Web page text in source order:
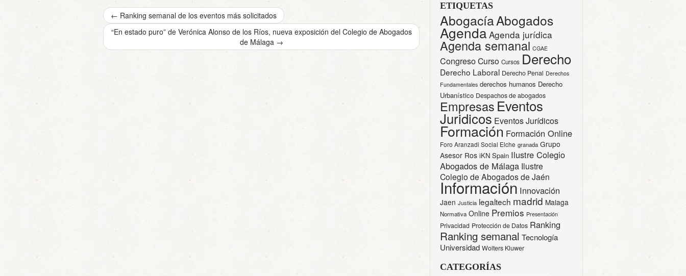
← Ranking semanal de los eventos más solicitados
“En estado puro” de Verónica Alonso de los Ríos, nueva exposición del Colegio de Abogados
de Málaga →
ETIQUETAS
AbogacíaAbogados
Agenda Agenda jurídica
Agenda semanal CGAE
CongresoCurso Cursos Derecho
Derecho Laboral Derecho Penal Derechos
Fundamentales derechos humanos Derecho
Urbanístico Despachos de abogados
Empresas Eventos
Juridicos Eventos Jurídicos
Formación Formación Online
Foro Aranzadi Social Elche granada Grupo
Asesor Ros iKN Spain Ilustre Colegio
Abogados de Málaga Ilustre
Colegio de Abogados de Jaén
Información Innovación
Jaen Justicia legaltech madrid Malaga
Normativa Online Premios Presentación
Privacidad Protección de Datos Ranking
Ranking semanal Tecnología
Universidad Wolters Kluwer
CATEGORÍAS